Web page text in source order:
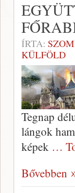
ÍRTA:
KÜLFÖLD
Tegnap
lángok
képek …
Bővebben